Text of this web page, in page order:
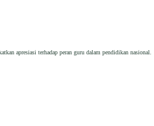
apresiasi terhadap peran guru dalam pendidikan nasional.